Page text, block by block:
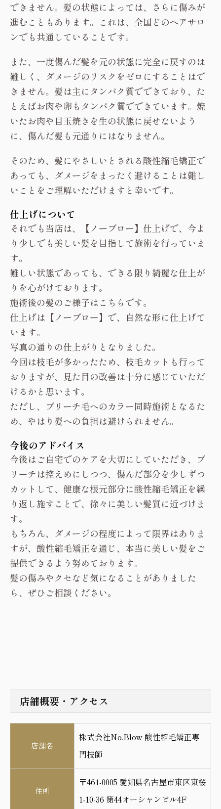
できません。髪の状態によっては、さらに傷みが
進むこともあります。これは、全国どのヘアサロ
ンでも共通していることです。
また、一度傷んだ髪を元の状態に完全に戻すのは
難しく、ダメージのリスクをゼロにすることはで
きません。髪は主にタンパク質でできており、た
とえばお肉や卵もタンパク質でできています。焼
いたお肉や目玉焼きを生の状態に戻せないよう
に、傷んだ髪も元通りにはなりません。
そのため、髪にやさしいとされる酸性縮毛矯正で
あっても、ダメージをまったく避けることは難し
いことをご理解いただけますと幸いです。
仕上げについて
それでも当店は、【ノーブロー】仕上げで、今よ
り少しでも美しい髪を目指して施術を行っていま
す。
難しい状態であっても、できる限り綺麗な仕上が
りを心がけております。
施術後の髪のご様子はこちらです。
仕上げは【ノーブロー】で、自然な形に仕上げて
います。
写真の通りの仕上がりとなりました。
今回は枝毛が多かったため、枝毛カットも行って
おりますが、見た目の改善は十分に感じていただ
けるかと思います。
ただし、ブリーチ毛へのカラー同時施術となるた
め、やはり髪への負担は避けられません。
今後のアドバイス
今後はご自宅でのケアを大切にしていただき、ブ
リーチは控えめにしつつ、傷んだ部分を少しずつ
カットして、健康な根元部分に酸性縮毛矯正を繰
り返し施すことで、徐々に美しい髪質に近づけま
す。
もちろん、ダメージの程度によって限界はありま
すが、酸性縮毛矯正を通じ、本当に美しい髪をご
提供できるよう努めております。
髪の傷みやクセなど気になることがありました
ら、ぜひご相談ください。
店舗概要・アクセス
店舗名
株式会社No.Blow 酸性縮毛矯正専
門技師
住所
〒461-0005 愛知県名古屋市東区東桜
1-10-36 第44オーシャンビル4F